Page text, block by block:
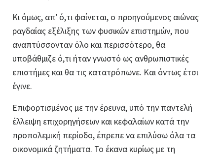
Κι όμως, απ’ ό,τι φαίνεται, ο προηγούμενος αιώνας
ραγδαίας εξέλιξης των φυσικών επιστημών, που
αναπτύσσονταν όλο και περισσότερο, θα
υποβάθμιζε ό,τι ήταν γνωστό ως ανθρωπιστικές
επιστήμες και θα τις κατατρόπωνε. Και όντως έτσι
έγινε.
Επιφορτισμένος με την έρευνα, υπό την παντελή
έλλειψη επιχορηγήσεων και κεφαλαίων κατά την
προπολεμική περίοδο, έπρεπε να επιλύσω όλα τα
οικονομικά ζητήματα. Το έκανα κυρίως με τη